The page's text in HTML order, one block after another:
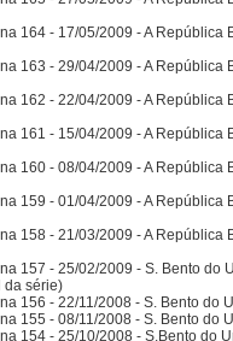
164 - 17/05/2009 - A República
163 - 29/04/2009 - A República
162 - 22/04/2009 - A República
161 - 15/04/2009 - A República
160 - 08/04/2009 - A República
159 - 01/04/2009 - A República
158 - 21/03/2009 - A República
157 - 25/02/2009 - S. Bento do
da série)
156 - 22/11/2008 - S. Bento do
155 - 08/11/2008 - S. Bento do
154 - 25/10/2008 - S.Bento do